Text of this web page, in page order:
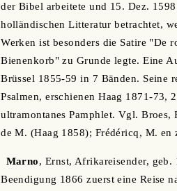
der Bibel arbeitete und 15. Dez.
holländischen Litteratur betrachtet,
Werken ist besonders die Satire "De
Bienenkorb" zu Grunde legte. Eine
Brüssel 1855-59 in 7 Bänden. Seine
Psalmen, erschienen Haag 1871-
ultramontanes Pamphlet. Vgl.
de M. (Haag 1858); Frédéricq, M. en
Marno, Ernst, Afrikareisender,
Beendigung 1866 zuerst eine Reise